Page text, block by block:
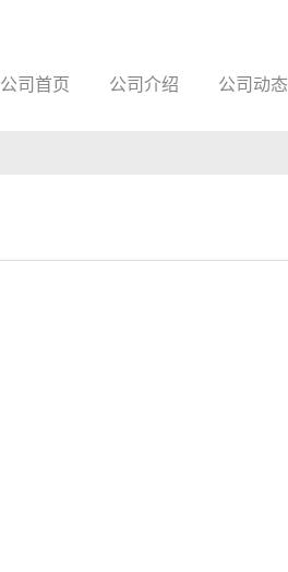
公司首页 公司介绍 公司动态